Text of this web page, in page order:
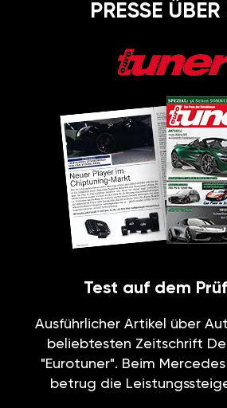
PRESSE
Test auf dem
Ausführlicher Artikel über
beliebtesten Zeitschrift
"Eurotuner". Beim
betrug die